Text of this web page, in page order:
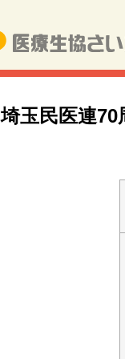
埼玉民医連70